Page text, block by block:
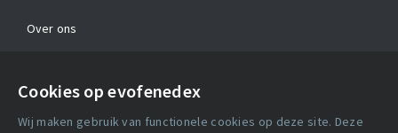
Cookies op evofenedex
Wij maken gebruik van functionele cookies op deze site. Deze
Over ons
Algemene voorwaarden